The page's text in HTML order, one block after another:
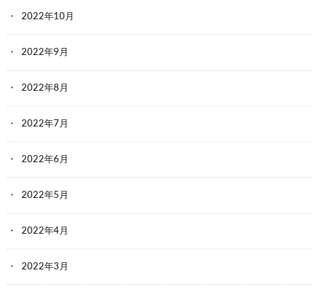
2022年10月
2022年9月
2022年8月
2022年7月
2022年6月
2022年5月
2022年4月
2022年3月